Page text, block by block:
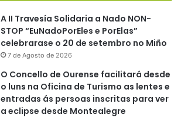
A II Travesía Solidaria a Nado NON-
STOP “EuNadoPorEles e PorElas”
celebrarase o 20 de setembro no Miño
7 de Agosto de 2026
O Concello de Ourense facilitará desde
o luns na Oficina de Turismo as lentes e
entradas ás persoas inscritas para ver
a eclipse desde Montealegre